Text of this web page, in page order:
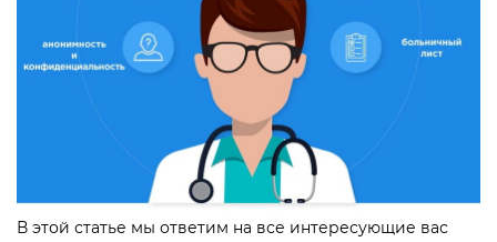
В этой статье мы ответим на все интересующие вас